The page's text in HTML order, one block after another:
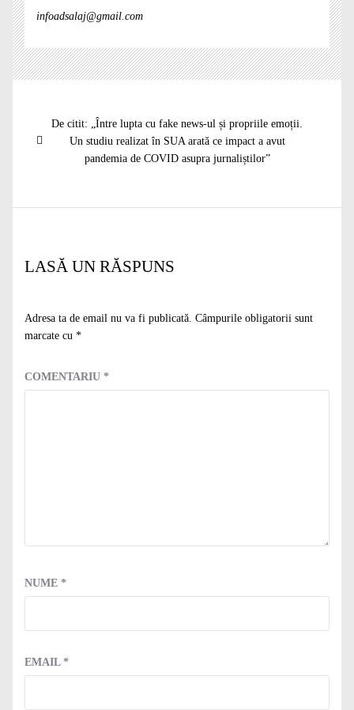
infoadsalaj@gmail.com
Articolul
anterior:
De citit: „Între lupta cu fake news-ul și propriile emoții.
Un studiu realizat în SUA arată ce impact a avut
pandemia de COVID asupra jurnaliștilor”
LASĂ UN RĂSPUNS
Adresa ta de email nu va fi publicată. Câmpurile obligatorii sunt
marcate cu *
COMENTARIU *
NUME *
EMAIL *